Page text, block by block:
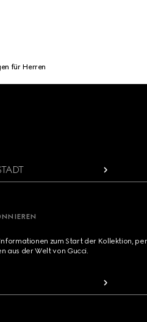
für Herren
zum Start der Kollektion,
aus der Welt von Gucci.